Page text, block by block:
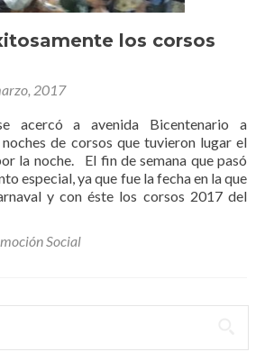
los corsos
2017
acercó a avenida Bicentenario a
de corsos que tuvieron lugar el
la noche. El fin de semana que pasó
especial, ya que fue la fecha en la que
y con éste los corsos 2017 del
Social